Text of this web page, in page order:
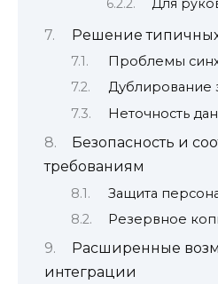
Для
Решение
Проблемы
Дублирование
Неточность
Безопасность и
требованиям
Защита
Резервное
Расширенные
интеграции